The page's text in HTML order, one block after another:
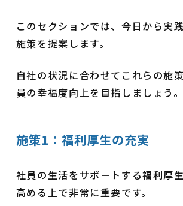
このセクションでは、今日から実
施策を提案します。
自社の状況に合わせてこれらの施
員の幸福度向上を目指しましょう。
施策1：福利厚生の充実
社員の生活をサポートする福利厚
高める上で非常に重要です。